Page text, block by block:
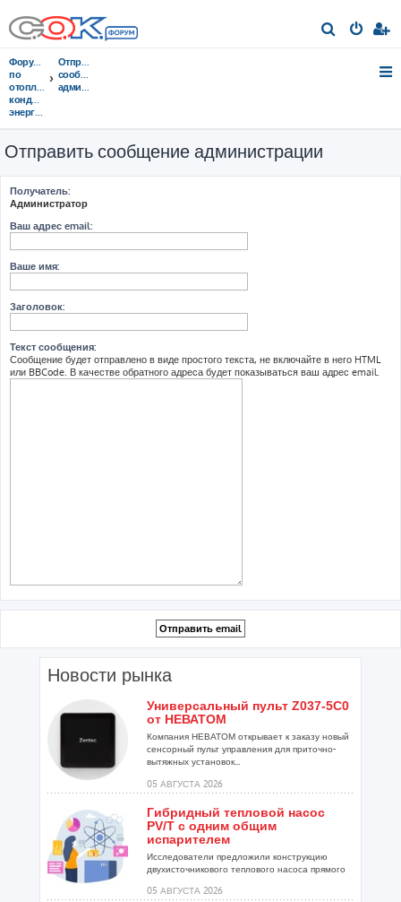
о
Форумы
по
отоплению,
кондиционированию,
энергосбережению
Отправить
сообщение
администрации
Отправить сообщение администрации
Получатель:
Администратор
Ваш адрес email:
Ваше имя:
Заголовок:
Текст сообщения:
Сообщение будет отправлено в виде простого текста, не включайте в него HTML
или BBCode. В качестве обратного адреса будет показываться ваш адрес email.
Новости рынка
Универсальный пульт Z037-5C0
от НЕВАТОМ
Компания НЕВАТОМ открывает к заказу новый
сенсорный пульт управления для приточно-
вытяжных установок...
05 АВГУСТА 2026
Гибридный тепловой насос
PV/T с одним общим
испарителем
Исследователи предложили конструкцию
двухисточникового теплового насоса прямого
05 АВГУСТА 2026